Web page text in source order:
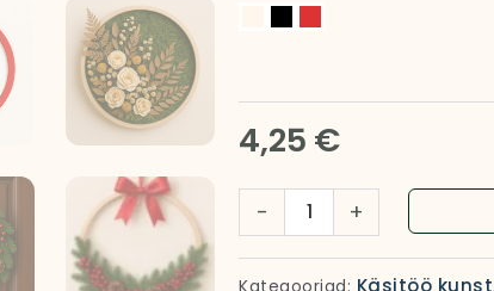
4,25 €
-
kogus
+
Käsitöö kunst